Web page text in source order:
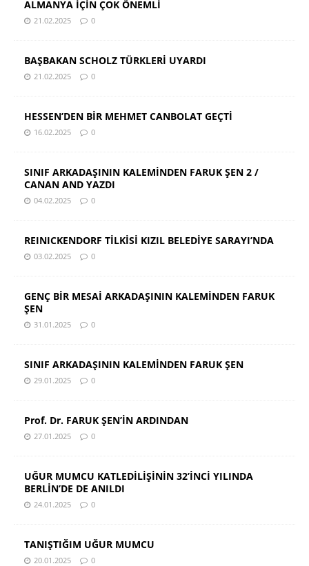
ALMANYA İÇİN ÇOK ÖNEMLİ
21.02.2025 0
BAŞBAKAN SCHOLZ TÜRKLERİ UYARDI
21.02.2025 0
HESSEN’DEN BİR MEHMET CANBOLAT GEÇTİ
16.02.2025 0
SINIF ARKADAŞININ KALEMİNDEN FARUK ŞEN 2 /
CANAN AND YAZDI
04.02.2025 0
REINICKENDORF TİLKİSİ KIZIL BELEDİYE SARAYI’NDA
03.02.2025 0
GENÇ BİR MESAİ ARKADAŞININ KALEMİNDEN FARUK
ŞEN
31.01.2025 0
SINIF ARKADAŞININ KALEMİNDEN FARUK ŞEN
29.01.2025 0
Prof. Dr. FARUK ŞEN’İN ARDINDAN
27.01.2025 0
UĞUR MUMCU KATLEDİLİŞİNİN 32’İNCİ YILINDA
BERLİN’DE DE ANILDI
24.01.2025 0
TANIŞTIĞIM UĞUR MUMCU
20.01.2025 0